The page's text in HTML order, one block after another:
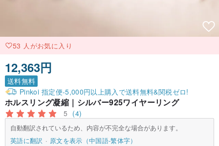
53 人がお気に入り
12,363円
送料無料
Pinkoi 指定便-5,000円以上購入で送料無料&関税ゼロ!
ホルスリング凝縮｜シルバー925ワイヤーリング
5 (4)
自動翻訳されているため、内容が不完全な場合があります。
英語に翻訳
原文を表示（中国語-繁体字）